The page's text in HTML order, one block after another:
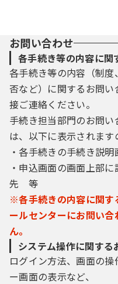
お問い合わせ
各手続き等の内容に関
各手続き等の内容（制
否など）に関するお問
接ご連絡ください。
手続き担当部門のお問
は、以下に表示されます
・各手続きの手続き説明
・申込画面の画面上部
先 等
※各手続きの内容に関す
ールセンターにお問い
ん。
システム操作に関する
ログイン方法、画面の
ー画面の表示など、